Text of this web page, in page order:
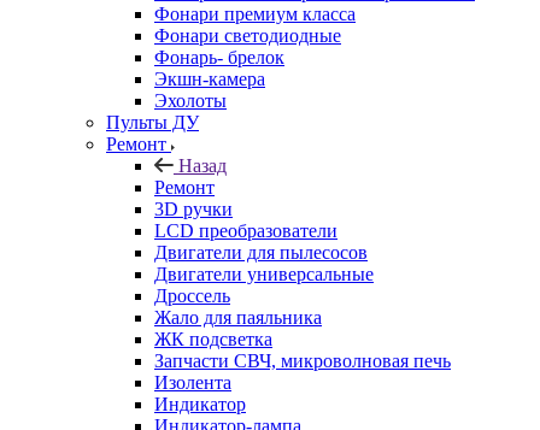
Фонари премиум класса
Фонари светодиодные
Фонарь- брелок
Экшн-камера
Эхолоты
Пульты ДУ
Ремонт
Назад
Ремонт
3D ручки
LCD преобразователи
Двигатели для пылесосов
Двигатели универсальные
Дроссель
Жало для паяльника
ЖК подсветка
Запчасти СВЧ, микроволновая печь
Изолента
Индикатор
Индикатор-лампа